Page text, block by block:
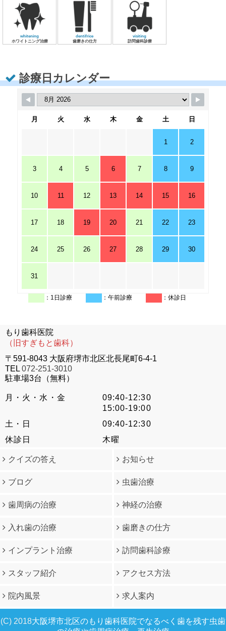
whitening
ホワイトニング治療
dentifrice
歯磨きの仕方
visiting
訪問歯科診療
診療日カレンダー
月 火 水 木 金 土 日
1 2
3 4 5 6 7 8 9
10 11 12 13 14 15 16
17 18 19 20 21 22 23
24 25 26 27 28 29 30
31
：1日診療 ：午前診療 ：休診日
もり歯科医院
（旧すぎもと歯科）
〒591-8043 大阪府堺市北区北長尾町6-4-1
TEL 072-251-3010
駐車場3台（無料）
月・火・水・金
09:40-12:30
15:00-19:00
土・日
09:40-12:30
休診日
木曜
クイズの答え お知らせ
ブログ 虫歯治療
歯周病の治療 神経の治療
入れ歯の治療 歯磨きの仕方
インプラント治療 訪問歯科診療
スタッフ紹介 アクセス方法
院内風景 求人案内
(C) 2018大阪堺市北区のもり歯科医院でなるべく歯を残す虫歯